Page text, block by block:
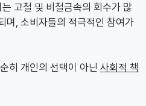
고철 및 비철금속의 회수가 많
며, 소비자들의 적극적인 참여가
히 개인의 선택이 아닌 사회적 책